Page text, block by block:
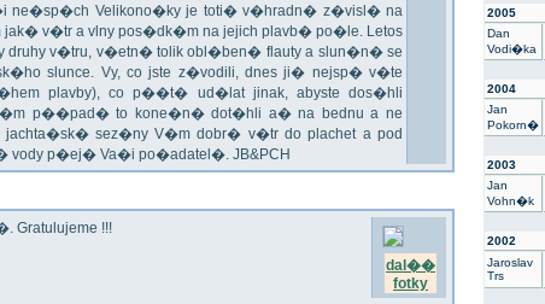
ne�sp�ch Velikono�ky je toti� v�hradn� z�visl� na
jak� v�tr a vlny pos�dk�m na jejich plavb� po�le. Letos
v�tru, v�etn� tolik obl�ben� flauty a slun�n� se
slunce. Vy, co jste z�vodili, dnes ji� nejsp� v�te
plavby), co p��t� ud�lat jinak, abyste dos�hli
p��pad� to kone�n� dot�hli a� na bednu a ne
sez�ny V�m dobr� v�tr do plachet a pod
vody p�ej� Va�i po�adatel�. JB&PCH
Gratulujeme !!!
dal��
fotky
2005
Dan
Vodi�ka
2004
Jan
Pokorn�
2003
Jan
Vohn�k
2002
Jaroslav
Trs